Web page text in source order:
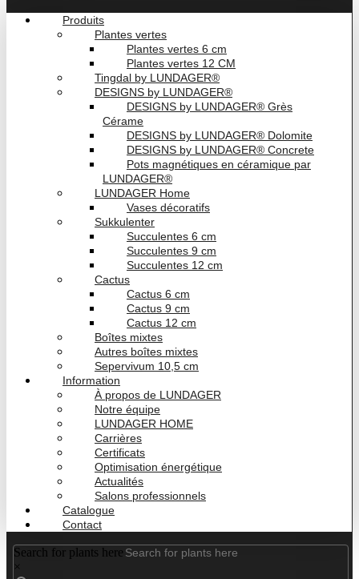
Produits
Plantes vertes
Plantes vertes 6 cm
Plantes vertes 12 CM
Tingdal by LUNDAGER®
DESIGNS by LUNDAGER®
DESIGNS by LUNDAGER® Grès
Cérame
DESIGNS by LUNDAGER® Dolomite
DESIGNS by LUNDAGER® Concrete
Pots magnétiques en céramique par
LUNDAGER®
LUNDAGER Home
Vases décoratifs
Sukkulenter
Succulentes 6 cm
Succulentes 9 cm
Succulentes 12 cm
Cactus
Cactus 6 cm
Cactus 9 cm
Cactus 12 cm
Boîtes mixtes
Autres boîtes mixtes
Sepervivum 10,5 cm
Information
À propos de LUNDAGER
Notre équipe
LUNDAGER HOME
Carrières
Certificats
Optimisation énergétique
Actualités
Salons professionnels
Catalogue
Contact
Search for plants here
×